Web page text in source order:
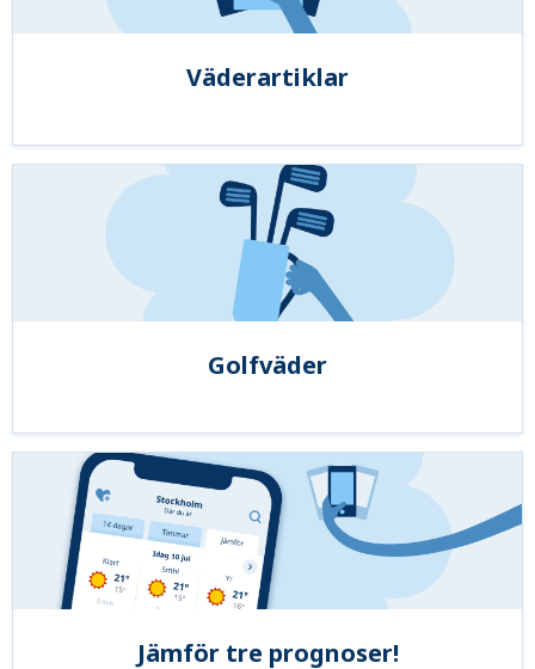
Väderartiklar
Golfväder
Jämför tre prognoser!